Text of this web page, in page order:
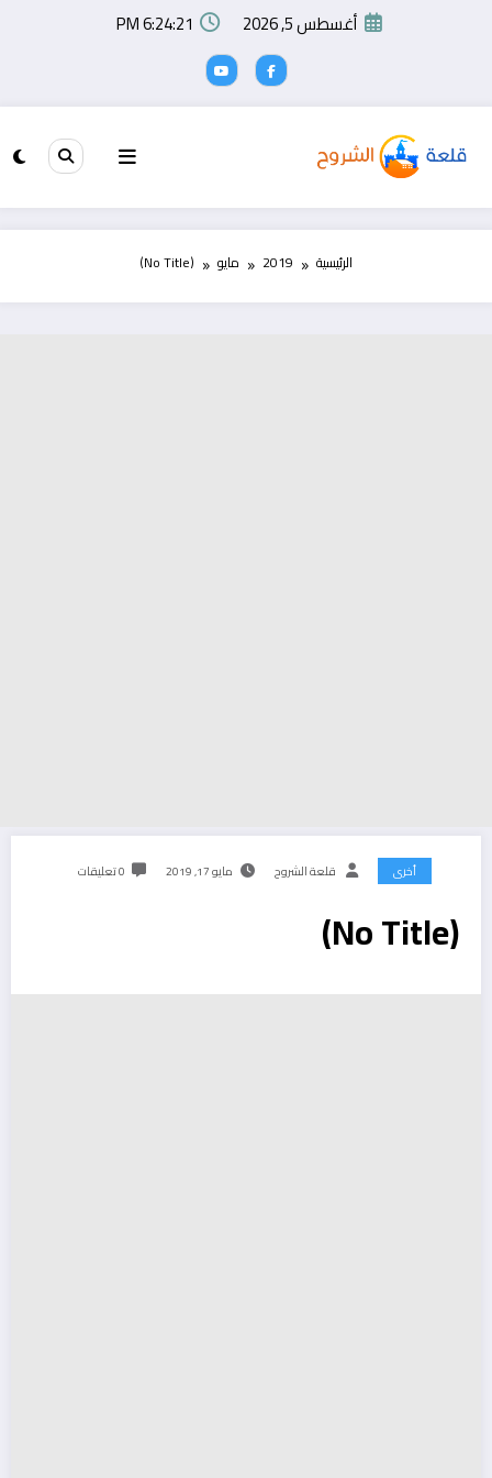
أغسطس 5, 2026 6:24:21 PM
الرئيسية 2019 مايو (No Title)
أخرى قلعة الشروح مايو 17, 2019 0 تعليقات
(No Title)